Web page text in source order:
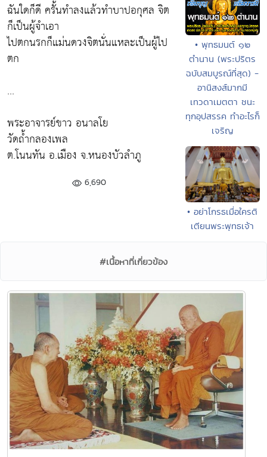
ฉันใดก็ดี ครั้นทำลงแล้วทำบาปอกุศล จิต
ก็เป็นผู้จำเอา
ไปตกนรกก็แม่นดวงจิตนั่นแหละเป็นผู้ไป
ตก
...
พระอาจารย์ขาว อนาลโย
วัดถ้ำกลองเพล
ต.โนนทัน อ.เมือง จ.หนองบัวลำภู
6,690
• พุทธมนต์ ๑๒
ตำนาน (พระปริตร
ฉบับสมบูรณ์ที่สุด) -
อานิสงส์มากมี
เทวดาเมตตา ชนะ
ทุกอุปสรรค ทำอะไรก็
เจริญ
• อย่าโกรธเมื่อใครติ
เตียนพระพุทธเจ้า
#เนื้อหาที่เกี่ยวข้อง